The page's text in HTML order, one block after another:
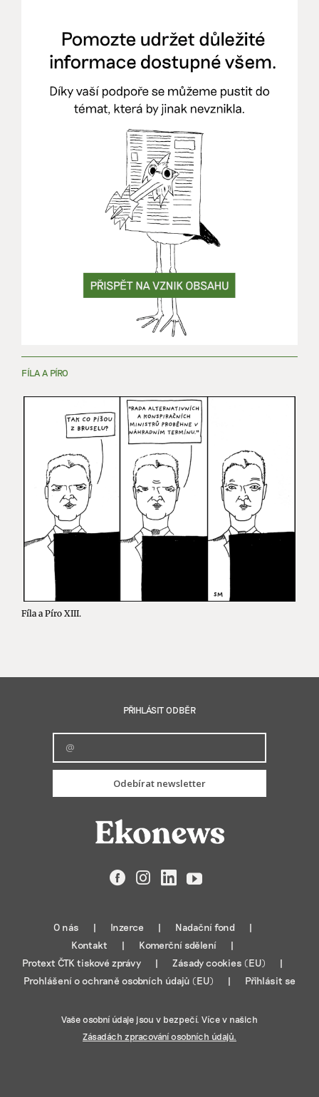
FÍLA A PÍRO
Fíla a Píro XIII.
PŘIHLÁSIT ODBĚR
Odebírat newsletter
FacebookInstagramLinkedIn
YouTube
O nás Inzerce
Nadační fond
Kontakt
Komerční sdělení
Protext ČTK tiskové zprávy
Zásady cookies (EU)
Prohlášení o ochraně osobních údajů (EU)
Přihlásit se
Vaše osobní údaje jsou v bezpečí. Více v našich
Zásadách zpracování osobních údajů.